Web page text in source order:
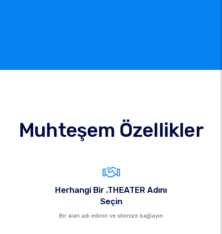
Muhteşem Özellikler
Herhangi Bir .THEATER Adını
Seçin
Bir alan adı edinin ve sitenize bağlayın